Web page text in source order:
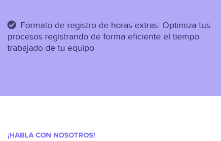
Formato de registro de horas extras: Optimiza tus
procesos registrando de forma eficiente el tiempo
trabajado de tu equipo
¡HABLA CON NOSOTROS!